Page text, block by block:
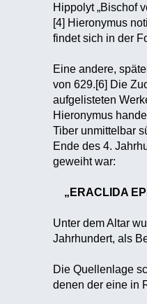
Hippolyt „Bischof
[4] Hieronymus
findet sich in der
Eine andere,
von 629.[6] Die
aufgelisteten
Hieronymus
Tiber unmittelbar
Ende des 4.
geweiht war:
„ERACLIDA
Unter dem Altar
Jahrhundert, als
Die Quellenlage
denen der eine in